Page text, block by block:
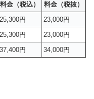
料金（税込）
料金（税抜）
25,300円
23,000円
25,300円
23,000円
37,400円 34,000円